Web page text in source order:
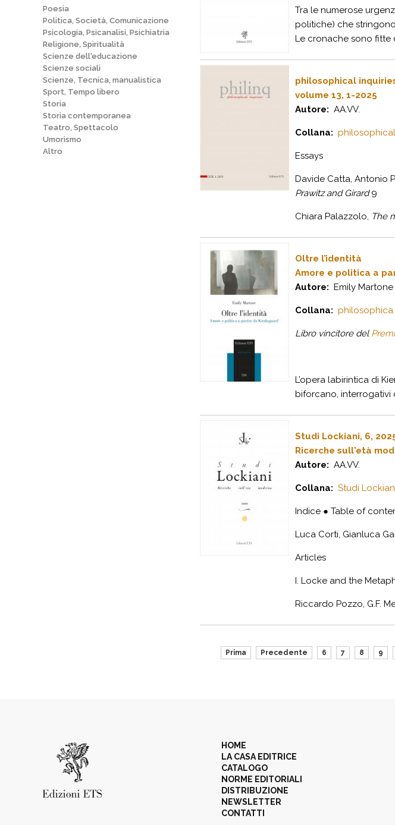
Poesia
Politica, Società, Comunicazione
Psicologia, Psicanalisi, Psichiatria
Religione, Spiritualità
Scienze dell'educazione
Scienze sociali
Scienze, Tecnica, manualistica
Sport, Tempo libero
Storia
Storia contemporanea
Teatro, Spettacolo
Umorismo
Altro
Tra le numerose
politiche) che
Le cronache sono fitte
philosophical
volume 13, 1-2025
Autore: AA.VV.
Collana:
Essays
Davide Catta, Antonio
Prawitz and Girard9
Chiara Palazzolo, The
Oltre l’identità
Amore e politica a
Autore: Emily Martone
Collana: philosophica
Libro vincitore del
L’opera labirintica di
biforcano, interrogativi
Studi Lockiani, 6,
Ricerche sull'età
Autore: AA.VV.
Collana: Studi
Indice ● Table of
Luca Corti, Gianluca
Articles
I. Locke and the
Riccardo Pozzo, G.F.
Prima Precedente 6 7 8 9
HOME
LA CASA EDITRICE
CATALOGO
NORME EDITORIALI
DISTRIBUZIONE
NEWSLETTER
CONTATTI